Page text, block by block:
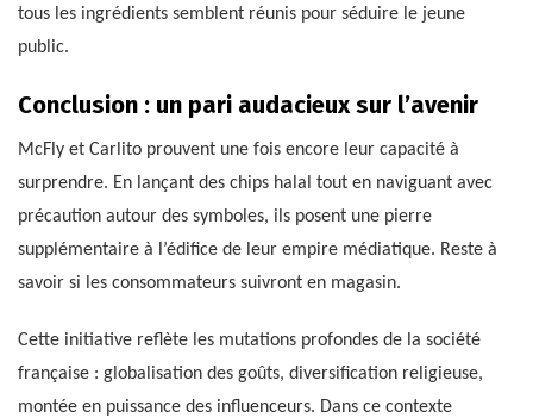
tous les ingrédients semblent réunis pour séduire le jeune
public.
Conclusion : un pari audacieux sur l’avenir
McFly et Carlito prouvent une fois encore leur capacité à
surprendre. En lançant des chips halal tout en naviguant avec
précaution autour des symboles, ils posent une pierre
supplémentaire à l’édifice de leur empire médiatique. Reste à
savoir si les consommateurs suivront en magasin.
Cette initiative reflète les mutations profondes de la société
française : globalisation des goûts, diversification religieuse,
montée en puissance des influenceurs. Dans ce contexte